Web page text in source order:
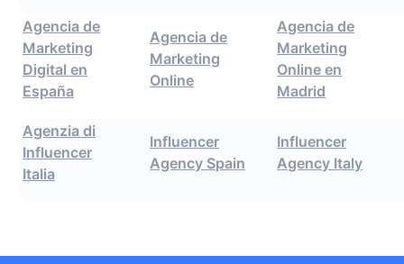
Agencia de
Marketing
Digital en
España
Agencia de
Marketing
Online
Agencia de
Marketing
Online en
Madrid
Agenzia di
Influencer
Italia
Influencer
Agency Spain
Influencer
Agency Italy